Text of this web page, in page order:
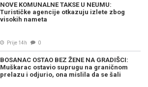
NOVE KOMUNALNE TAKSE U NEUMU:
Turističke agencije otkazuju izlete zbog
visokih nameta
Prije 14h 0
BOSANAC OSTAO BEZ ŽENE NA GRADIŠCI:
Muškarac ostavio suprugu na graničnom
prelazu i odjurio, ona mislila da se šali